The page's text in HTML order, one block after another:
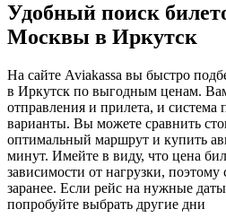
Удобный поиск
Москвы в Иркутск
На сайте Aviakassa вы быстро
в Иркутск по выгодным ценам.
отправления и прилета, и система
варианты. Вы можете сравнить
оптимальный маршрут и купить
минут. Имейте в виду, что цена
зависимости от нагрузки, поэтому
заранее. Если рейс на нужные
попробуйте выбрать другие дни